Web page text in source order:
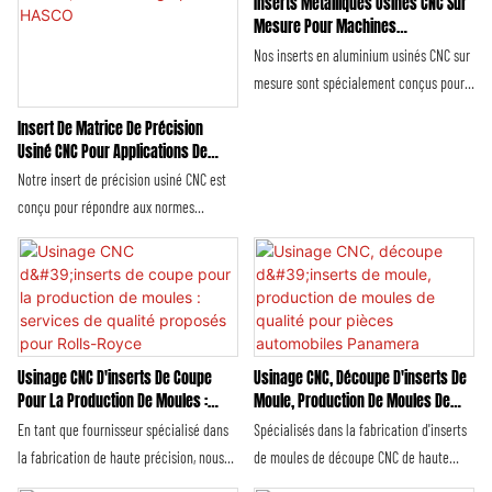
et pièces usinées par électroérosion
méticuleuse afin de répondre aux
exigences intransigeantes de Rolls-
Royce en matière de précision, de
durabilité et de luxe, garantissant ainsi
une intégration parfaite de chaque
composant au savoir-faire emblématique
et aux performances exceptionnelles de
la marque.
Nos solutions d'usinage CNC sont
conçues pour fournir des composants en
aluminium répondant aux exigences
Insert De Matrice De Précision
Usiné CNC Pour Applications De
Moulage Par Injection Et
D'emboutissage Pour HASCO
Notre insert de précision usiné CNC est
conçu pour répondre aux normes
rigoureuses des spécifications HASCO,
offrant des performances et une fiabilité
exceptionnelles pour les procédés de
moulage par injection et
d'emboutissage. Fabriqué grâce à une
technologie d'usinage CNC de pointe, cet
insert se distingue par son ultra-haute
précision, son état de surface supérieur
et sa robustesse structurelle, ce qui en
Mesure Pour Machines
Automobiles, En Aluminium, Pour
Nos inserts en aluminium usinés CNC sur
mesure sont spécialement conçus pour
fiables, un ajustement précis et une
durabilité exceptionnelle. Composants
essentiels des systèmes automobiles
BMW, ces inserts sont conçus pour
refléter l'engagement de la marque
envers l'excellence, assurant une
intégration parfaite avec les différents
modèles de véhicules BMW et leurs
structures mécaniques.
Usinage CNC D'inserts De Coupe
Pour La Production De Moules :
Services De Qualité Proposés Pour
Rolls-Royce
En tant que fournisseur spécialisé dans
la fabrication de haute précision, nous
proposons des plaquettes de coupe CNC
Usinage CNC, Découpe D'inserts De
Moule, Production De Moules De
Qualité Pour Pièces Automobiles
Panamera
Spécialisés dans la fabrication d'inserts
de moules de découpe CNC de haute
précision et de moules de qualité, nous